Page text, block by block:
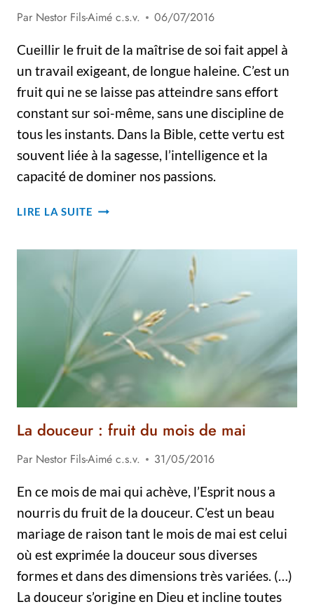
Par Nestor Fils-Aimé c.s.v.
06/07/2016
Cueillir le fruit de la maîtrise de soi fait appel à
un travail exigeant, de longue haleine. C’est un
fruit qui ne se laisse pas atteindre sans effort
constant sur soi-même, sans une discipline de
tous les instants. Dans la Bible, cette vertu est
souvent liée à la sagesse, l’intelligence et la
capacité de dominer nos passions.
LIRE LA SUITE LA
FRUIT
ET
DE
LA
VIE
La douceur : fruit du mois de mai
Par Nestor Fils-Aimé c.s.v.
31/05/2016
En ce mois de mai qui achève, l’Esprit nous a
nourris du fruit de la douceur. C’est un beau
mariage de raison tant le mois de mai est celui
où est exprimée la douceur sous diverses
formes et dans des dimensions très variées. (…)
La douceur s’origine en Dieu et incline toutes